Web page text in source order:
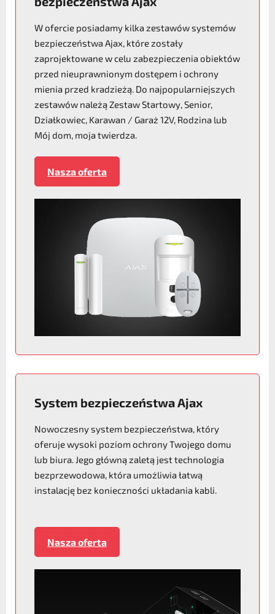
W ofercie posiadamy kilka zestawów systemów
bezpieczeństwa Ajax, które zostały
zaprojektowane w celu zabezpieczenia obiektów
przed nieuprawnionym dostępem i ochrony
mienia przed kradzieżą. Do najpopularniejszych
zestawów należą Zestaw Startowy, Senior,
Działkowiec, Karawan / Garaż 12V, Rodzina lub
Mój dom, moja twierdza.
Nasza oferta
System bezpieczeństwa Ajax
Nowoczesny system bezpieczeństwa, który
oferuje wysoki poziom ochrony Twojego domu
lub biura. Jego główną zaletą jest technologia
bezprzewodowa, która umożliwia łatwą
instalację bez konieczności układania kabli.
Nasza oferta